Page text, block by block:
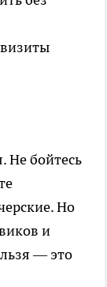
Не бойтесь
Но
и
— это